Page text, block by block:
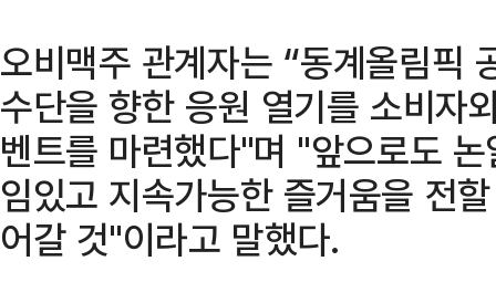
오비맥주 관계자는 “동계올림픽
수단을 향한 응원 열기를 소비자
벤트를 마련했다"며 "앞으로도
임있고 지속가능한 즐거움을 전
어갈 것"이라고 말했다.